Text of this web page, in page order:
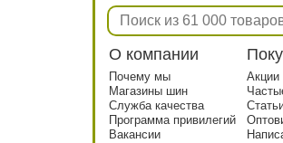
О компании
Почему мы
Магазины шин
Служба качества
Программа привилегий
Вакансии
Акции